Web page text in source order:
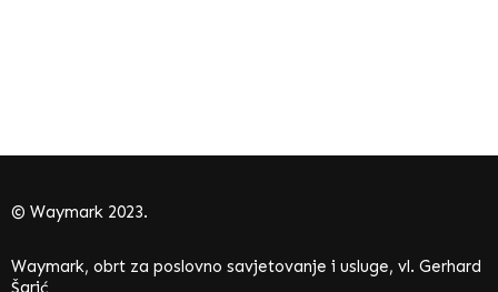
© Waymark 2023.
Waymark, obrt za poslovno savjetovanje i usluge, vl. Gerhard
Šarić